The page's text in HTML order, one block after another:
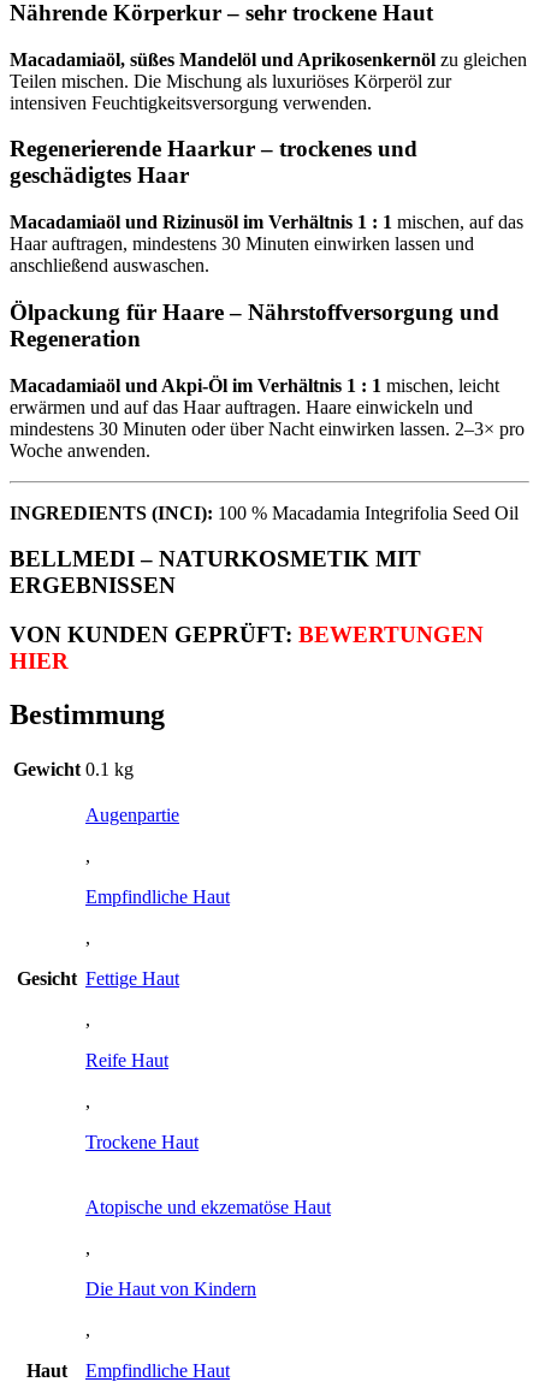
Nährende Körperkur – sehr trockene Haut
Macadamiaöl, süßes Mandelöl und Aprikosenkernöl zu gleichen
Teilen mischen. Die Mischung als luxuriöses Körperöl zur
intensiven Feuchtigkeitsversorgung verwenden.
Regenerierende Haarkur – trockenes und
geschädigtes Haar
Macadamiaöl und Rizinusöl im Verhältnis 1 : 1 mischen, auf das
Haar auftragen, mindestens 30 Minuten einwirken lassen und
anschließend auswaschen.
Ölpackung für Haare – Nährstoffversorgung und
Regeneration
Macadamiaöl und Akpi-Öl im Verhältnis 1 : 1 mischen, leicht
erwärmen und auf das Haar auftragen. Haare einwickeln und
mindestens 30 Minuten oder über Nacht einwirken lassen. 2–3× pro
Woche anwenden.
INGREDIENTS (INCI): 100 % Macadamia Integrifolia Seed Oil
BELLMEDI – NATURKOSMETIK MIT
ERGEBNISSEN
VON KUNDEN GEPRÜFT: BEWERTUNGEN
HIER
Bestimmung
Gewicht 0.1 kg
Gesicht
Augenpartie
,
Empfindliche Haut
,
Fettige Haut
,
Reife Haut
,
Trockene Haut
Haut
Atopische und ekzematöse Haut
,
Die Haut von Kindern
,
Empfindliche Haut